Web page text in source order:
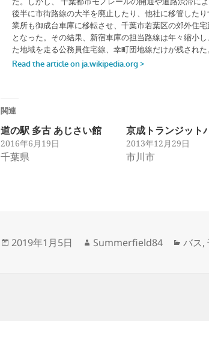
関連
道の駅 多古 あじさい館
2016年6月19日
千葉県
京成トランジット
2013年12月29日
市川市
投
2019年1月5日
作
Summerfield84
カ
バス,